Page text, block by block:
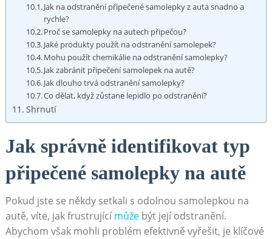
Jak‌ na ⁤odstranění připečené samolepky ⁣z auta snadno a
rychle?
Proč se ⁤samolepky ⁣na autech připečou?
Jaké produkty⁣ použít na odstranění⁢ samolepek?
Mohu​ použít⁢ chemikálie ⁢na odstranění samolepky?
Jak zabránit ‍připečení samolepek ⁢na autě?
Jak dlouho trvá odstranění samolepky?
Co ​dělat, ​když ‍zůstane lepidlo po ​odstranění?
Shrnutí
Jak správně identifikovat typ
připečené ​samolepky na autě
Pokud jste⁣ se někdy ‌setkali⁣ s odolnou samolepkou ‌na
autě, víte, jak frustrujícímůžebýt ⁣její odstranění.
Abychom však ​mohli problém efektivně vyřešit, je ⁢klíčové